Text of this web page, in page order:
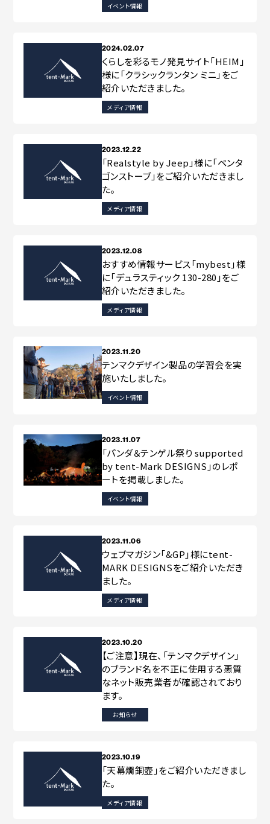
イベント情報
2024.02.07
くらしを彩るモノ発見サイト「HEIM」
様に「クラシックランタン ミニ」をご
紹介いただきました。
メディア情報
2023.12.22
「Realstyle by Jeep」様に「ペンタ
ゴンストーブ」をご紹介いただきまし
た。
メディア情報
2023.12.08
おすすめ情報サービス「mybest」様
に「デュラスティック 130-280」をご
紹介いただきました。
メディア情報
2023.11.20
テンマクデザイン製品の学習会を実
施いたしました。
イベント情報
2023.11.07
「パンダ＆テンゲル祭り supported
by tent-Mark DESIGNS」のレポ
ートを掲載しました。
イベント情報
2023.11.06
ウェブマガジン「&GP」様にtent-
MARK DESIGNSをご紹介いただき
ました。
メディア情報
2023.10.20
【ご注意】現在、「テンマクデザイン」
のブランド名を不正に使用する悪質
なネット販売業者が確認されており
ます。
お知らせ
2023.10.19
「天幕燗銅壺」をご紹介いただきまし
た。
メディア情報